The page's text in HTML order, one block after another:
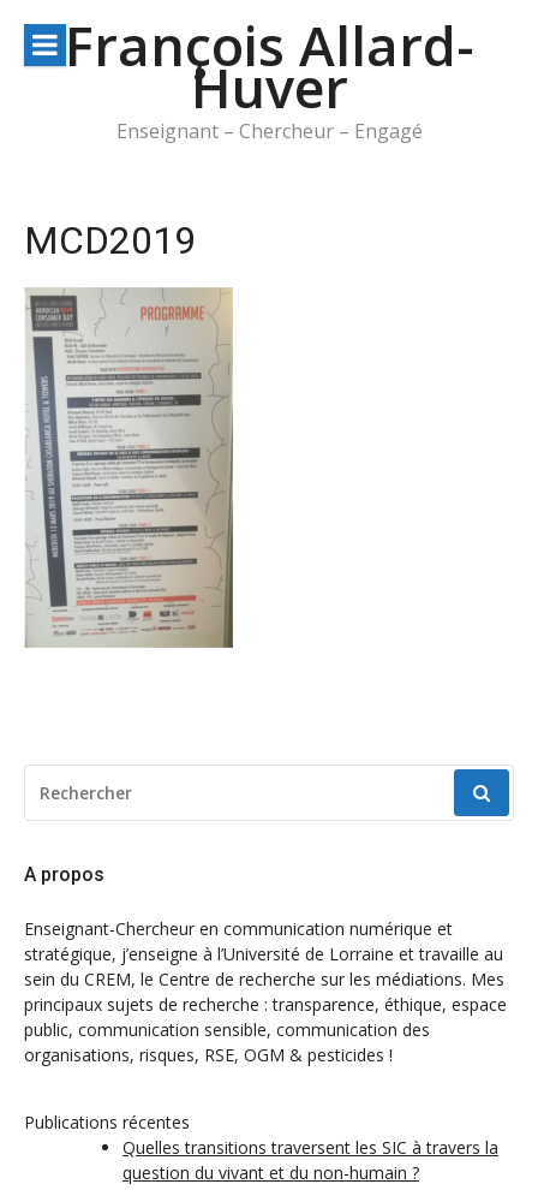
contenuFrançois Allard-
Huver
Enseignant – Chercheur – Engagé
MCD2019
POUR
:
A propos
Enseignant-Chercheur en communication numérique et
stratégique, j’enseigne à l’Université de Lorraine et travaille au
sein du CREM, le Centre de recherche sur les médiations. Mes
principaux sujets de recherche : transparence, éthique, espace
public, communication sensible, communication des
organisations, risques, RSE, OGM & pesticides !
Publications récentes
Quelles transitions traversent les SIC à travers la
question du vivant et du non-humain ?